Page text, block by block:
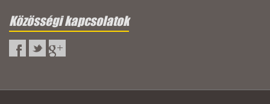
Közösségi kapcsolatok